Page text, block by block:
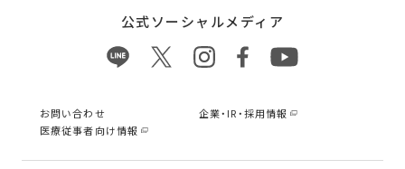
公式ソーシャルメディア
お問い合わせ
企業・IR・採用情報
医療従事者向け情報